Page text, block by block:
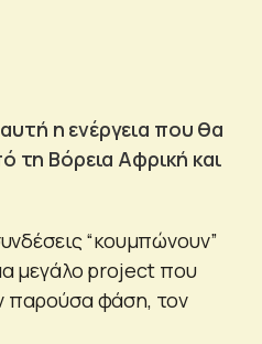
η ενέργεια που θα
τη Βόρεια Αφρική και
“κουμπώνουν”
μεγάλο project που
παρούσα φάση, τον